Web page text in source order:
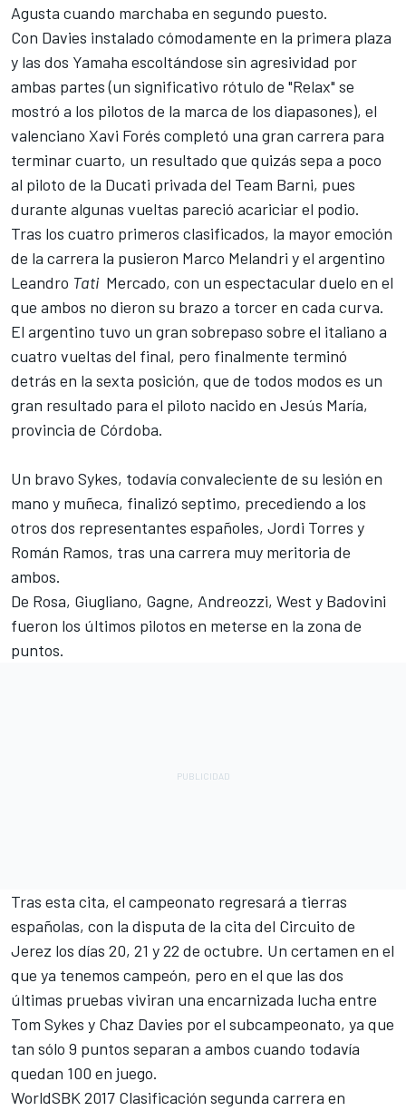
Agusta cuando marchaba en segundo puesto.
Con Davies instalado cómodamente en la primera plaza
y las dos Yamaha escoltándose sin agresividad por
ambas partes (un significativo rótulo de "Relax" se
mostró a los pilotos de la marca de los diapasones), el
valenciano Xavi Forés completó una gran carrera para
terminar cuarto, un resultado que quizás sepa a poco
al piloto de la Ducati privada del Team Barni, pues
durante algunas vueltas pareció acariciar el podio.
Tras los cuatro primeros clasificados, la mayor emoción
de la carrera la pusieron Marco Melandri y el argentino
Leandro TatiMercado, con un espectacular duelo en el
que ambos no dieron su brazo a torcer en cada curva.
El argentino tuvo un gran sobrepaso sobre el italiano a
cuatro vueltas del final, pero finalmente terminó
detrás en la sexta posición, que de todos modos es un
gran resultado para el piloto nacido en Jesús María,
provincia de Córdoba.
Un bravo Sykes, todavía convaleciente de su lesión en
mano y muñeca, finalizó septimo, precediendo a los
otros dos representantes españoles, Jordi Torres y
Román Ramos, tras una carrera muy meritoria de
ambos.
De Rosa, Giugliano, Gagne, Andreozzi, West y Badovini
fueron los últimos pilotos en meterse en la zona de
puntos.
Tras esta cita, el campeonato regresará a tierras
españolas, con la disputa de la cita del Circuito de
Jerez los días 20, 21 y 22 de octubre. Un certamen en el
que ya tenemos campeón, pero en el que las dos
últimas pruebas viviran una encarnizada lucha entre
Tom Sykes y Chaz Davies por el subcampeonato, ya que
tan sólo 9 puntos separan a ambos cuando todavía
quedan 100 en juego.
WorldSBK 2017 Clasificación segunda carrera en